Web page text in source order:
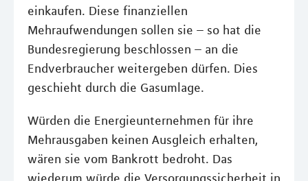
einkaufen. Diese finanziellen
Mehraufwendungen sollen sie – so hat die
Bundesregierung beschlossen – an die
Endverbraucher weitergeben dürfen. Dies
geschieht durch die Gasumlage.
Würden die Energieunternehmen für ihre
Mehrausgaben keinen Ausgleich erhalten,
wären sie vom Bankrott bedroht. Das